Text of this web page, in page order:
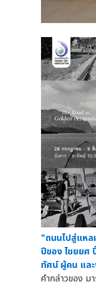
"ถนนไปสู่แหล
ปีของ ไชยยศ
ทัศน์ ผู้คน แล
คำกล่าวของ ม